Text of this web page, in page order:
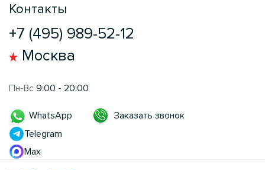
Контакты
+7 (495) 989-52-12
Москва
Пн-Вс 9:00 - 20:00
WhatsApp
Telegram
Max
Заказать звонок